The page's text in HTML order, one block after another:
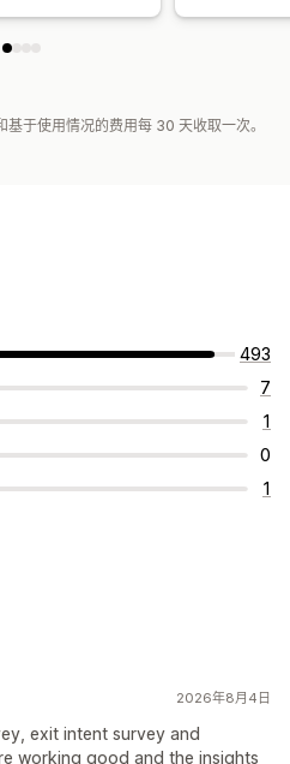
于使用情况的费用每 30 天收取一次。
493
7
1
0
1
2026年8月4日
exit intent survey and
working good and the insights